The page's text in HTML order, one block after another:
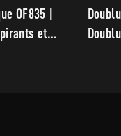
OF835 |
et